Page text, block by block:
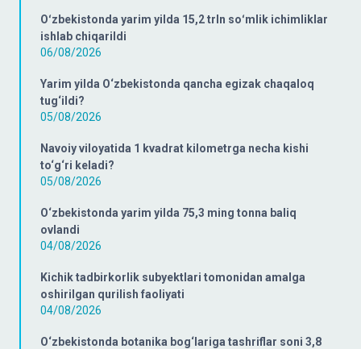
Oʻzbekistonda yarim yilda 15,2 trln soʻmlik ichimliklar
ishlab chiqarildi
06/08/2026
Yarim yilda O‘zbekistonda qancha egizak chaqaloq
tug‘ildi?
05/08/2026
Navoiy viloyatida 1 kvadrat kilometrga necha kishi
to‘g‘ri keladi?
05/08/2026
O‘zbekistonda yarim yilda 75,3 ming tonna baliq
ovlandi
04/08/2026
Kichik tadbirkorlik subyektlari tomonidan amalga
oshirilgan qurilish faoliyati
04/08/2026
O‘zbekistonda botanika bog‘lariga tashriflar soni 3,8